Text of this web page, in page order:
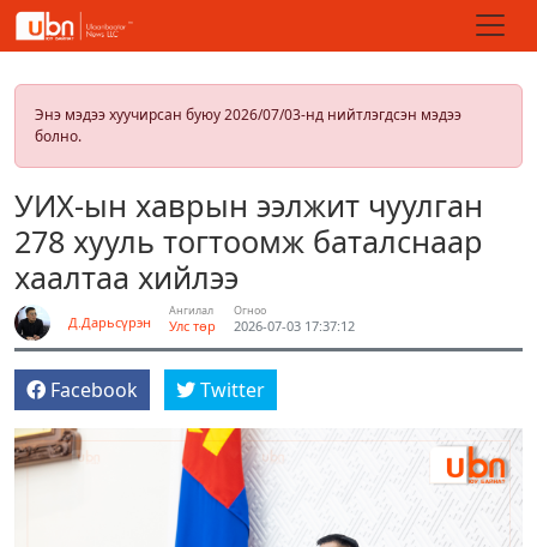
Энэ мэдээ хуучирсан буюу 2026/07/03-нд нийтлэгдсэн мэдээ
болно.
УИХ-ын хаврын ээлжит чуулган
278 хууль тогтоомж баталснаар
хаалтаа хийлээ
Д.Дарьсүрэн
Ангилал
Улс төр
Огноо
2026-07-03 17:37:12
Facebook Twitter